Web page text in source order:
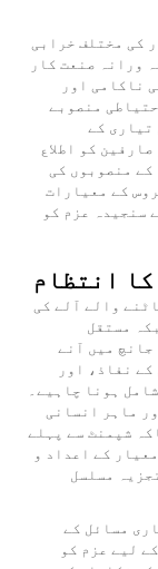
کی مختلف خرابی
ورانہ صنعت کار
ناکامی اور
منصوبے
تیاری کے
کو اطلاع
منصوبوں کی
کے معیارات
سنجیدہ عزم کو
انتظام
والے آلے کی
مستقل
جانچ میں آنے
نفاذ، اور
ہونا چاہیے۔
ماہر انسانی
شپمنٹ سے پہلے
کے اعداد و
مسلسل
مسائل کے
لیے عزم کو